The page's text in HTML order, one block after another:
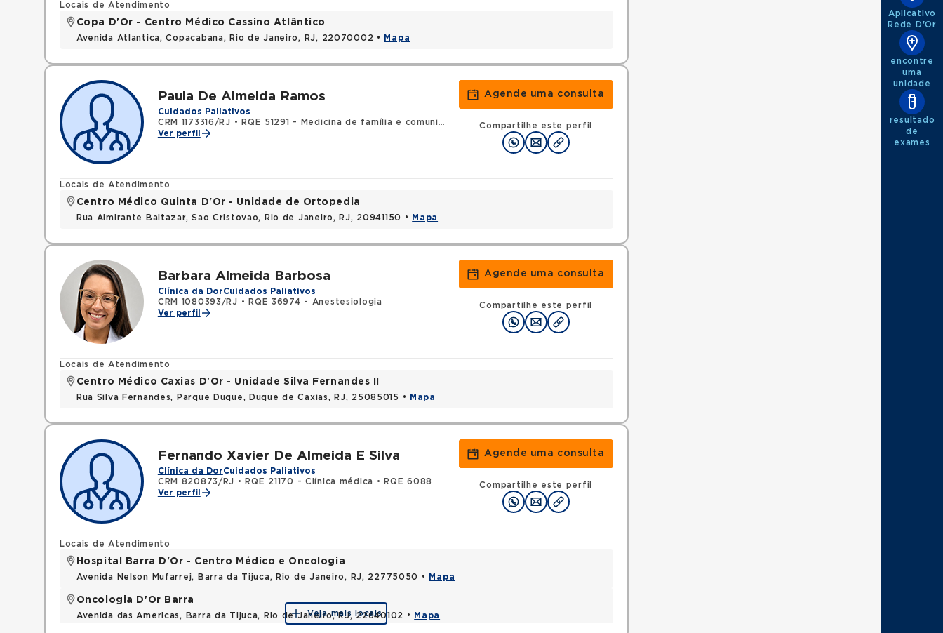
Locais de Atendimento
Copa D'Or - Centro Médico Cassino Atlântico
Avenida Atlantica, Copacabana, Rio de Janeiro, RJ, 22070002 • Mapa
Paula De Almeida Ramos
Cuidados Paliativos
CRM 1173316/RJ •
RQE 51291 - Medicina de família e comunidade
Ver perfil
Agende uma consulta
Compartilhe este perfil
Locais de Atendimento
Centro Médico Quinta D'Or - Unidade de Ortopedia
Rua Almirante Baltazar, Sao Cristovao, Rio de Janeiro, RJ, 20941150 • Mapa
Barbara Almeida Barbosa
Clínica da DorCuidados Paliativos
CRM 1080393/RJ •
RQE 36974 - Anestesiologia
Ver perfil
Agende uma consulta
Compartilhe este perfil
Locais de Atendimento
Centro Médico Caxias D'Or - Unidade Silva Fernandes II
Rua Silva Fernandes, Parque Duque, Duque de Caxias, RJ, 25085015 • Mapa
Fernando Xavier De Almeida E Silva
Clínica da DorCuidados Paliativos
CRM 820873/RJ • RQE 21170 - Clínica médica •
RQE 60880 - Acupuntura
Ver perfil
Agende uma consulta
Compartilhe este perfil
Locais de Atendimento
Hospital Barra D'Or - Centro Médico e Oncologia
Avenida Nelson Mufarrej, Barra da Tijuca, Rio de Janeiro, RJ, 22775050 • Mapa
Oncologia D'Or Barra
Avenida das Americas, Barra da Tijuca, Rio de Janeiro, RJ, 22640102 • Mapa
Veja mais locais
Aplicativo
Rede D'Or
encontre
uma
unidade
resultado
de
exames